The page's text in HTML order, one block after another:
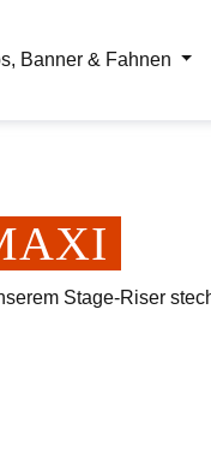
Banner & Fahnen
Stage-Riser